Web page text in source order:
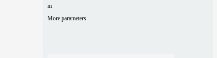
m
More parameters